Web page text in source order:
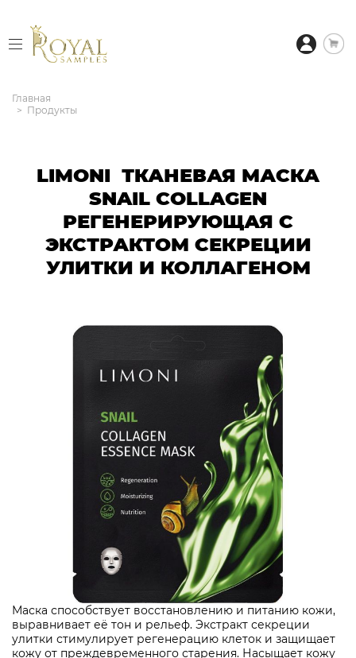
Главная
Продукты
LIMONI ТКАНЕВАЯ МАСКА
SNAIL COLLAGEN
РЕГЕНЕРИРУЮЩАЯ С
ЭКСТРАКТОМ СЕКРЕЦИИ
УЛИТКИ И КОЛЛАГЕНОМ
Маска способствует восстановлению и питанию кожи,
выравнивает её тон и рельеф. Экстракт секреции
улитки стимулирует регенерацию клеток и защищает
кожу от преждевременного старения. Насыщает кожу